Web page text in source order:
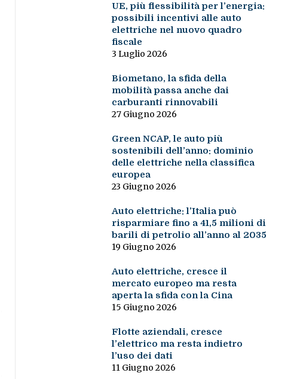
UE, più flessibilità per l’energia:
possibili incentivi alle auto
elettriche nel nuovo quadro
fiscale
3 Luglio 2026
Biometano, la sfida della
mobilità passa anche dai
carburanti rinnovabili
27 Giugno 2026
Green NCAP, le auto più
sostenibili dell’anno: dominio
delle elettriche nella classifica
europea
23 Giugno 2026
Auto elettriche: l’Italia può
risparmiare fino a 41,5 milioni di
barili di petrolio all’anno al 2035
19 Giugno 2026
Auto elettriche, cresce il
mercato europeo ma resta
aperta la sfida con la Cina
15 Giugno 2026
Flotte aziendali, cresce
l’elettrico ma resta indietro
l’uso dei dati
11 Giugno 2026